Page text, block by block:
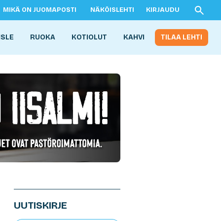
MIKÄ ON JUOMAPOSTI NÄKÖISLEHTI KIRJAUDU
RUOKA KOTIOLUT KAHVI TILAA LEHTI
UUTISKIRJE